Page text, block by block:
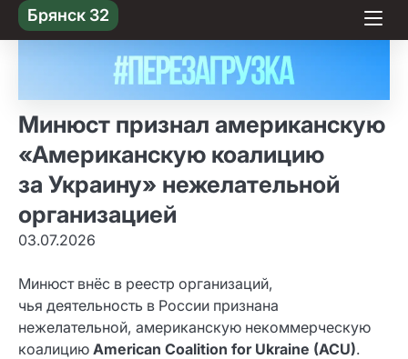
Skip
to content
Брянск 32
Минюст признал американскую
«Американскую коалицию
за Украину» нежелательной
организацией
03.07.2026
Минюст внёс в реестр организаций,
чья деятельность в России признана
нежелательной, американскую некоммерческую
коалицию American Coalition for Ukraine (ACU).